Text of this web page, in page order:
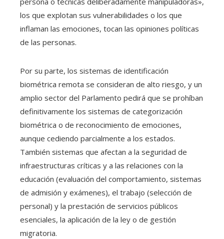
los que explotan sus vulnerabilidades o los que
inflaman las emociones, tocan las opiniones políticas
de las personas.
Por su parte, los sistemas de identificación
biométrica remota se consideran de alto riesgo, y un
amplio sector del Parlamento pedirá que se prohíban
definitivamente los sistemas de categorización
biométrica o de reconocimiento de emociones,
aunque cediendo parcialmente a los estados.
También sistemas que afectan a la seguridad de
infraestructuras críticas y a las relaciones con la
educación (evaluación del comportamiento, sistemas
de admisión y exámenes), el trabajo (selección de
personal) y la prestación de servicios públicos
esenciales, la aplicación de la ley o de gestión
migratoria.